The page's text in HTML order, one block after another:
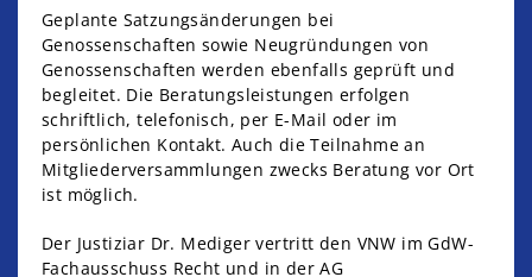
Geplante Satzungsänderungen bei
Genossenschaften sowie Neugründungen von
Genossenschaften werden ebenfalls geprüft und
begleitet. Die Beratungsleistungen erfolgen
schriftlich, telefonisch, per E-Mail oder im
persönlichen Kontakt. Auch die Teilnahme an
Mitgliederversammlungen zwecks Beratung vor Ort
ist möglich.
Der Justiziar Dr. Mediger vertritt den VNW im GdW-
Fachausschuss Recht und in der AG